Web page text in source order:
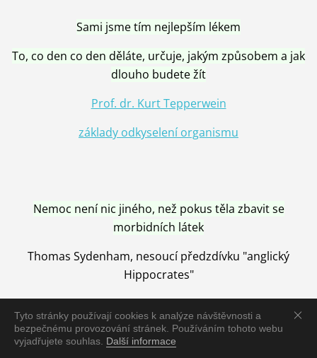
Tyto stránky používají cookies k analýze návštěvnosti a
bezpečnému provozování stránek. Používáním tohoto webu
vyjadřujete souhlas. Další informace
Sami jsme tím nejlepším lékem
To, co den co den děláte, určuje, jakým způsobem a jak
dlouho budete žít
Prof. dr. Kurt Tepperwein
základy odkyselení organismu
Nemoc není nic jiného, než pokus těla zbavit se
morbidních látek
Thomas Sydenham, nesoucí předzdívku "anglický
Hippocrates"
Nemoc je vyléčena jen pomocí Přírody, neutralizací a